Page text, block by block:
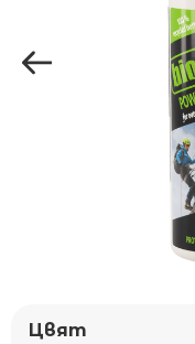
Цвят